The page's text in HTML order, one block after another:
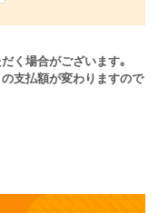
く場合がございます｡
支払額が変わりますので